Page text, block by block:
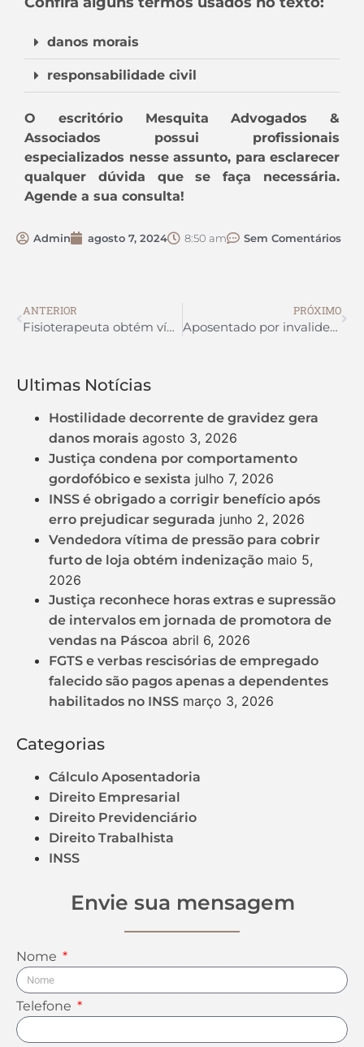
danos morais
responsabilidade civil
O escritório Mesquita Advogados &
Associados possui profissionais
especializados nesse assunto, para esclarecer
qualquer dúvida que se faça necessária.
Agende a sua consulta!
Admin agosto 7, 2024 8:50 am Sem Comentários
ANTERIOR
Fisioterapeuta obtém vínculo empregatício ao comprovar fraude na contratação como sócia de empresa
PRÓXIMO
Aposentado por invalidez com contrato de trabalho suspenso não pode ser dispensado
Ultimas Notícias
Hostilidade decorrente de gravidez gera
danos morais agosto 3, 2026
Justiça condena por comportamento
gordofóbico e sexista julho 7, 2026
INSS é obrigado a corrigir benefício após
erro prejudicar segurada junho 2, 2026
Vendedora vítima de pressão para cobrir
furto de loja obtém indenização maio 5,
2026
Justiça reconhece horas extras e supressão
de intervalos em jornada de promotora de
vendas na Páscoa abril 6, 2026
FGTS e verbas rescisórias de empregado
falecido são pagos apenas a dependentes
habilitados no INSS março 3, 2026
Categorias
Cálculo Aposentadoria
Direito Empresarial
Direito Previdenciário
Direito Trabalhista
INSS
Envie sua mensagem
Nome
Telefone